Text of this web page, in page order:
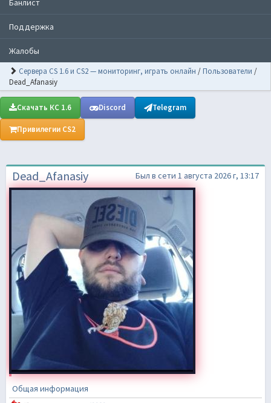
Банлист
Поддержка
Жалобы
Сервера CS 1.6 и CS2 — мониторинг, играть онлайн / Пользователи /
Dead_Afanasiy
Скачать КС 1.6 Discord Telegram
Привилегии CS2
Dead_Afanasiy Был в сети 1 августа 2026 г, 13:17
Общая информация